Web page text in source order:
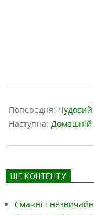
03-
29
Попередня: Чудовий
Наступна: Домашній
ЩЕ КОНТЕНТУ
Смачні і